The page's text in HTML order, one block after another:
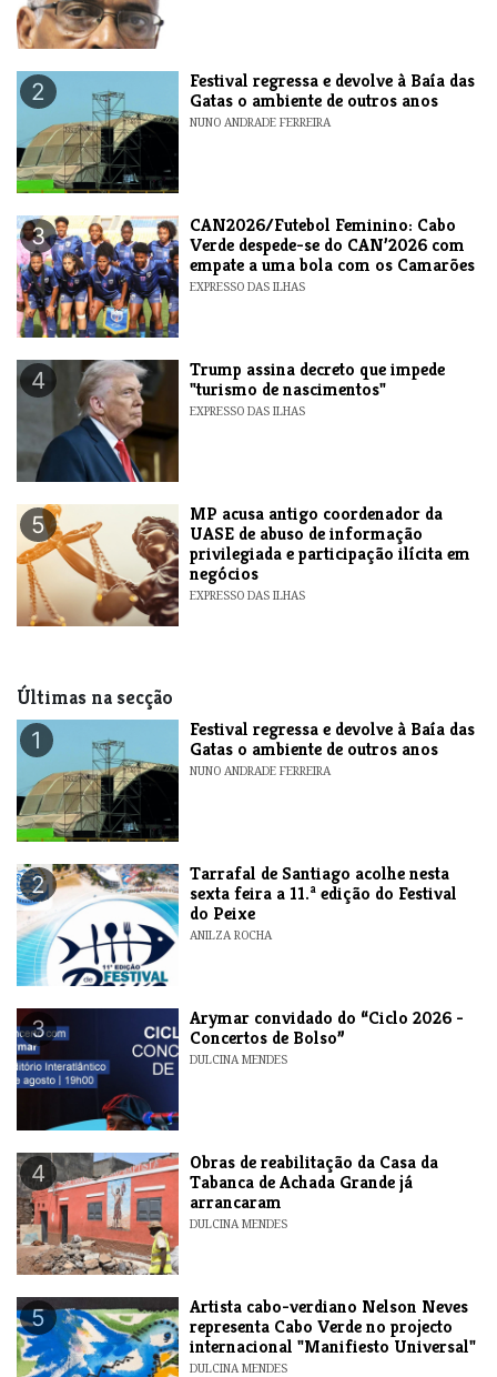
2
Festival regressa e devolve à Baía das
Gatas o ambiente de outros anos
NUNO ANDRADE FERREIRA
3
CAN2026/Futebol Feminino: Cabo
Verde despede-se do CAN’2026 com
empate a uma bola com os Camarões
EXPRESSO DAS ILHAS
4
Trump assina decreto que impede
"turismo de nascimentos"
EXPRESSO DAS ILHAS
5
MP acusa antigo coordenador da
UASE de abuso de informação
privilegiada e participação ilícita em
negócios
EXPRESSO DAS ILHAS
Últimas na secção
1
Festival regressa e devolve à Baía das
Gatas o ambiente de outros anos
NUNO ANDRADE FERREIRA
2
Tarrafal de Santiago acolhe nesta
sexta feira a 11.ª edição do Festival
do Peixe
ANILZA ROCHA
3
​Arymar convidado do “Ciclo 2026 -
Concertos de Bolso”
DULCINA MENDES
4
​Obras de reabilitação da Casa da
Tabanca de Achada Grande já
arrancaram
DULCINA MENDES
5
​Artista cabo-verdiano Nelson Neves
representa Cabo Verde no projecto
internacional "Manifiesto Universal"
DULCINA MENDES